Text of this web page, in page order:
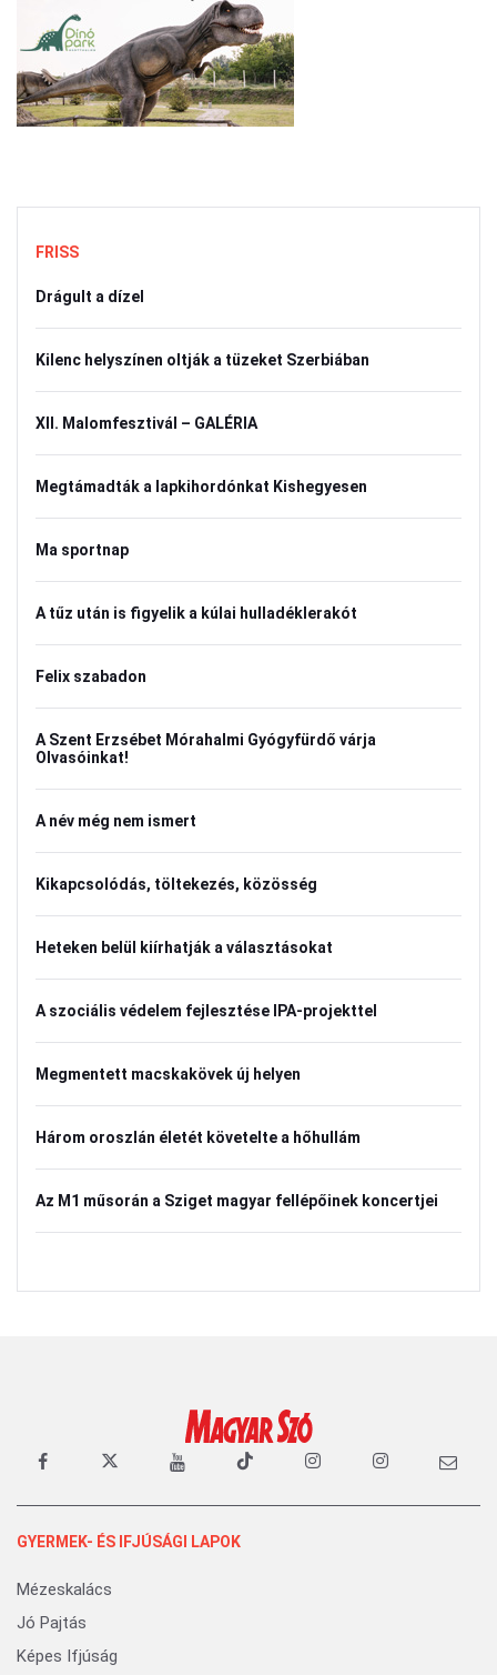
FRISS
Drágult a dízel
Kilenc helyszínen oltják a tüzeket Szerbiában
XII. Malomfesztivál – GALÉRIA
Megtámadták a lapkihordónkat Kishegyesen
Ma sportnap
A tűz után is figyelik a kúlai hulladéklerakót
Felix szabadon
A Szent Erzsébet Mórahalmi Gyógyfürdő várja
Olvasóinkat!
A név még nem ismert
Kikapcsolódás, töltekezés, közösség
Heteken belül kiírhatják a választásokat
A szociális védelem fejlesztése IPA-projekttel
Megmentett macskakövek új helyen
Három oroszlán életét követelte a hőhullám
Az M1 műsorán a Sziget magyar fellépőinek koncertjei
GYERMEK- ÉS IFJÚSÁGI LAPOK
Mézeskalács
Jó Pajtás
Képes Ifjúság